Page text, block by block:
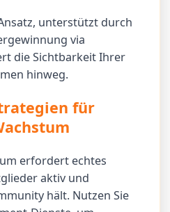
unterstützt durch
via
die Sichtbarkeit Ihrer
hinweg.
für
erfordert echtes
aktiv und
hält. Nutzen Sie